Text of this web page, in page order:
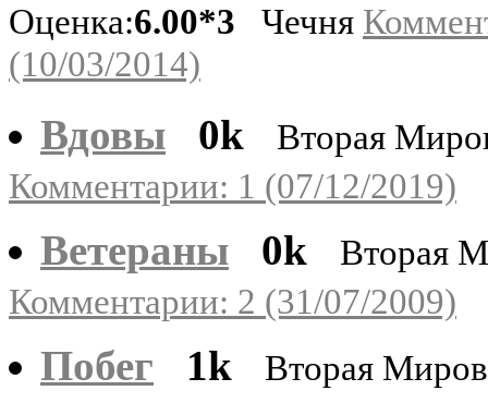
Оценка:6.00*3 Чечня
(10/03/2014)
Вдовы
0k
Вторая
Комментарии: 1 (07/12/2019)
Ветераны 0k
Вторая
Комментарии: 2 (31/07/2009)
Побег 1k Вторая